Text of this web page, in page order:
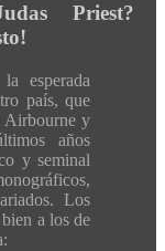
Priest?
esperada
país, que
Airbourne y
años
y seminal
Los
a los de